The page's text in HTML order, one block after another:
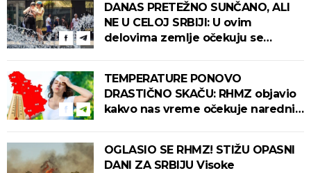
DANAS PRETEŽNO SUNČANO, ALI
NE U CELOJ SRBIJI: U ovim
delovima zemlje očekuju se
TEMPERATURE PONOVO
DRASTIČNO SKAČU: RHMZ objavio
kakvo nas vreme očekuje narednih
OGLASIO SE RHMZ! STIŽU OPASNI
DANI ZA SRBIJU Visoke